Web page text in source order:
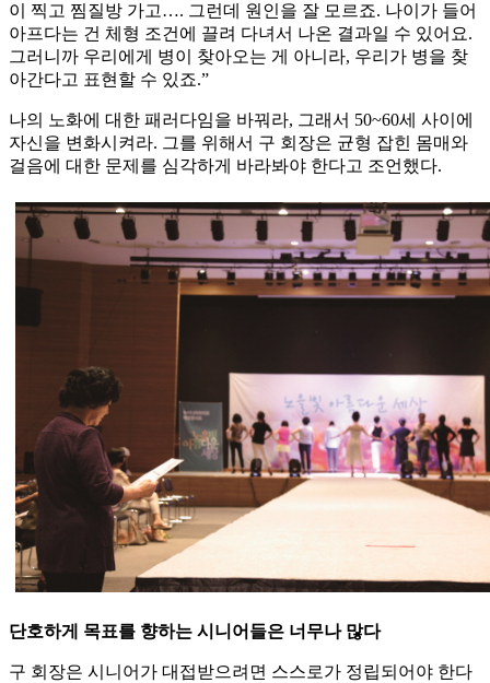
이 찍고 찜질방 가고…. 그런데 원인을 잘 모르죠. 나이가 들어
아프다는 건 체형 조건에 끌려 다녀서 나온 결과일 수 있어요.
그러니까 우리에게 병이 찾아오는 게 아니라, 우리가 병을 찾
아간다고 표현할 수 있죠.”
나의 노화에 대한 패러다임을 바꿔라, 그래서 50~60세 사이에
자신을 변화시켜라. 그를 위해서 구 회장은 균형 잡힌 몸매와
걸음에 대한 문제를 심각하게 바라봐야 한다고 조언했다.
단호하게 목표를 향하는 시니어들은 너무나 많다
구 회장은 시니어가 대접받으려면 스스로가 정립되어야 한다